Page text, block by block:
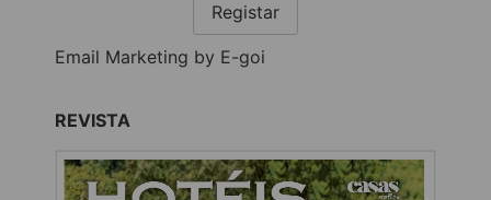
Registar
Email Marketing by E-goi
REVISTA